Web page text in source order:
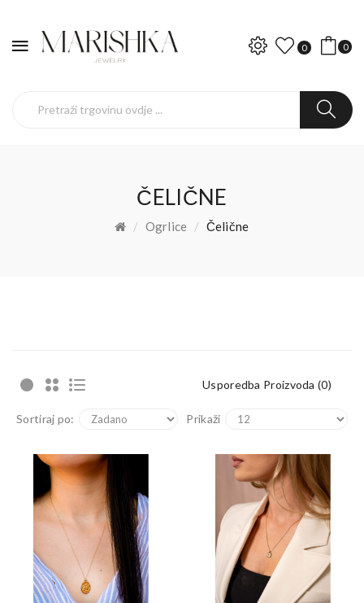
0 0
ČELIČNE
Ogrlice Čelične
Usporedba Proizvoda (0)
Sortiraj po: Prikaži